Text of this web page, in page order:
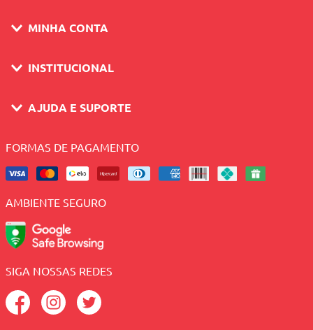
MINHA CONTA
INSTITUCIONAL
AJUDA E SUPORTE
FORMAS DE PAGAMENTO
AMBIENTE SEGURO
SIGA NOSSAS REDES